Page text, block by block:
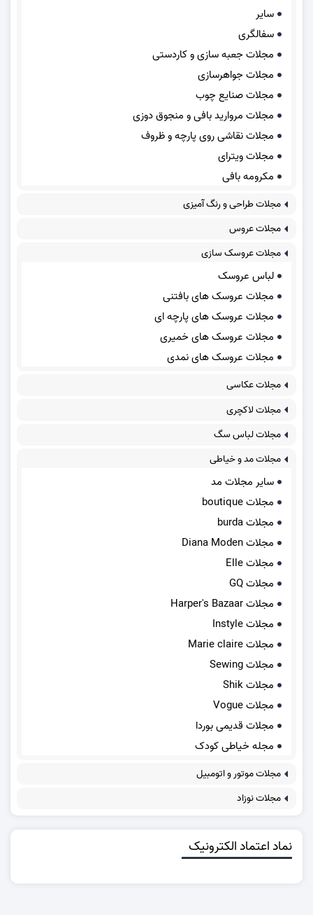
سایر
سفالگری
مجلات جعبه سازی و کاردستی
مجلات جواهرسازی
مجلات صنایع چوب
مجلات مروارید بافی و منجوق دوزی
مجلات نقاشی روی پارچه و ظروف
مجلات ویترای
مکرومه بافی
مجلات طراحی و رنگ آمیزی
مجلات عروس
مجلات عروسک سازی
لباس عروسک
مجلات عروسک های بافتنی
مجلات عروسک های پارچه ای
مجلات عروسک های خمیری
مجلات عروسک های نمدی
مجلات عکاسی
مجلات لاکچری
مجلات لباس سگ
مجلات مد و خیاطی
سایر مجلات مد
مجلات boutique
مجلات burda
مجلات Diana Moden
مجلات Elle
مجلات GQ
مجلات Harper's Bazaar
مجلات Instyle
مجلات Marie claire
مجلات Sewing
مجلات Shik
مجلات Vogue
مجلات قدیمی بوردا
مجله خیاطی کودک
مجلات موتور و اتومبیل
مجلات نوزاد
نماد اعتماد الکترونیک